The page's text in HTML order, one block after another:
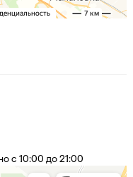
с 10:00 до 21:00